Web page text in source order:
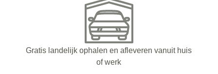
Gratis landelijk ophalen en afleveren vanuit huis
of werk